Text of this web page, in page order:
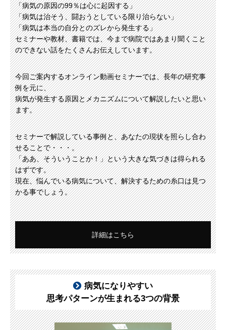
「病気の原因の99％は心に起因する」
「病気は治そう、闘おうとしている限り治らない」
「病気は本当の自分とのズレから発生する」
セミナーや教材、書籍では、今まで病院ではあまり聞くこと
のできない話をたくさんお伝えしています。
今回ご案内するオンライン動画セミナーでは、長年の研究事
例を元に、
病気が発生する原因とメカニズムについて解説したいと思い
ます。
セミナーで解説している事例と、あなたの現状を照らし合わ
せることで・・・。
「ああ、そういうことか！」という大きな気づきは得られる
はずです。
現在、悩んでいる病気について、解決するための糸口は見つ
かる事でしょう。
詳細はこちら
病気になりやすい
思考パターンが生まれる3つの背景